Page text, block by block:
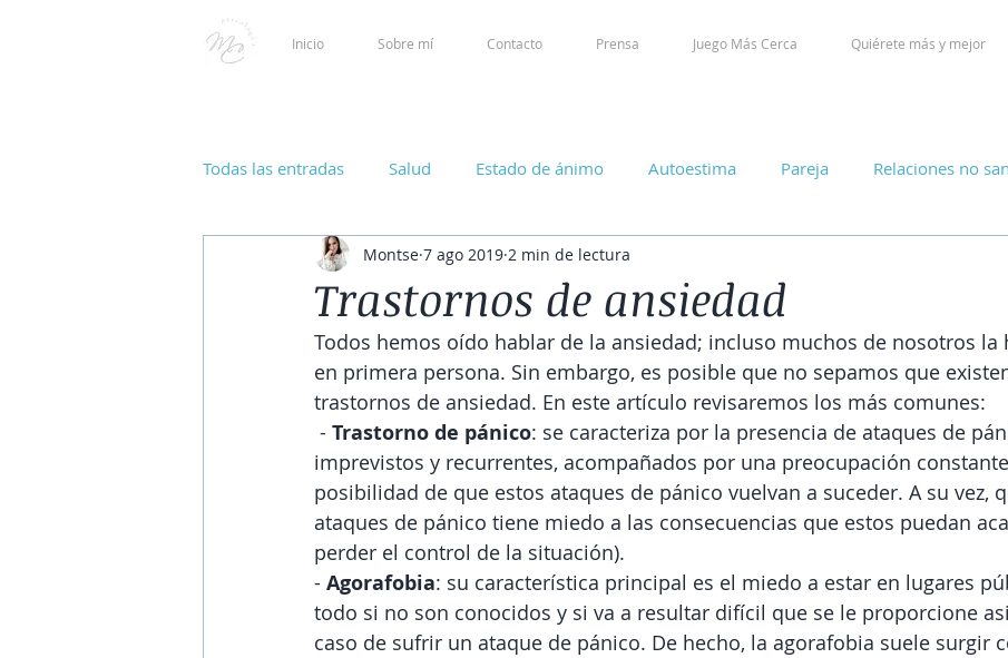
Inicio Sobre mí Contacto Prensa Juego Más Cerca Quiérete más y mejor
Todas las entradas Salud Estado de ánimo Autoestima Pareja Relaciones no
Trastornos de ansiedad
Montse 7 ago 2019 2 min de lectura
Todos hemos oído hablar de la ansiedad; incluso muchos de nosotros la
en primera persona. Sin embargo, es posible que no sepamos que
trastornos de ansiedad. En este artículo revisaremos los más comunes:
- Trastorno de pánico: se caracteriza por la presencia de ataques de
imprevistos y recurrentes, acompañados por una preocupación
posibilidad de que estos ataques de pánico vuelvan a suceder. A su vez,
ataques de pánico tiene miedo a las consecuencias que estos puedan
perder el control de la situación).
- Agorafobia: su característica principal es el miedo a estar en lugares
todo si no son conocidos y si va a resultar difícil que se le proporcione
caso de sufrir un ataque de pánico. De hecho, la agorafobia suele surgir